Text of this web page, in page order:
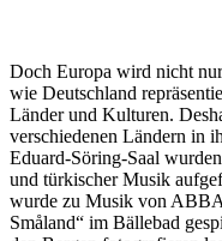
Doch Europa wird nicht
wie Deutschland
Länder und Kulturen.
verschiedenen Ländern in
Eduard-Söring-Saal
und türkischer Musik
wurde zu Musik von ABBA
Småland“ im Bällebad